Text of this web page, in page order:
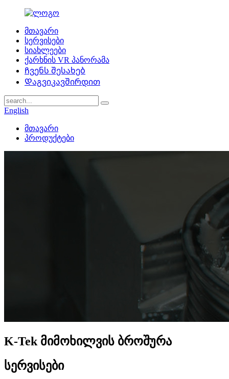
მთავარი
სერვისები
სიახლეები
ქარხნის VR პანორამა
Ჩვენს შესახებ
Დაგვიკავშირდით
English
მთავარი
პროდუქტები
K-Tek მიმოხილვის ბროშურა
სერვისები